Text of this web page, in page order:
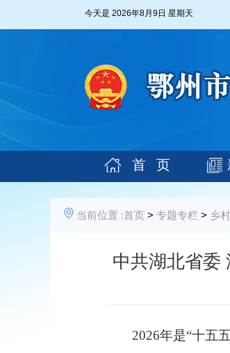
今天是 2026年8月9日 星期天
首 页
当前位置 :首页 > 专题专栏 > 乡
中共湖北省委
2026年是“十五五”